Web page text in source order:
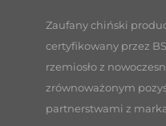
Zaufany chiński
certyfikowany przez
rzemiosło z
zrównoważonym
partnerstwami z